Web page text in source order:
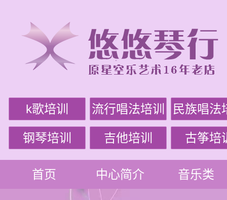
k歌培训 流行唱法培训 民族唱法
钢琴培训 吉他培训 古筝培
首页 中心简介 音乐类